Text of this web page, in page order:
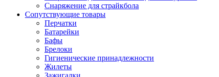
Снаряжение для страйкбола
Сопутствующие товары
Перчатки
Батарейки
Бафы
Брелоки
Гигиенические принадлежности
Жилеты
Зажигалки